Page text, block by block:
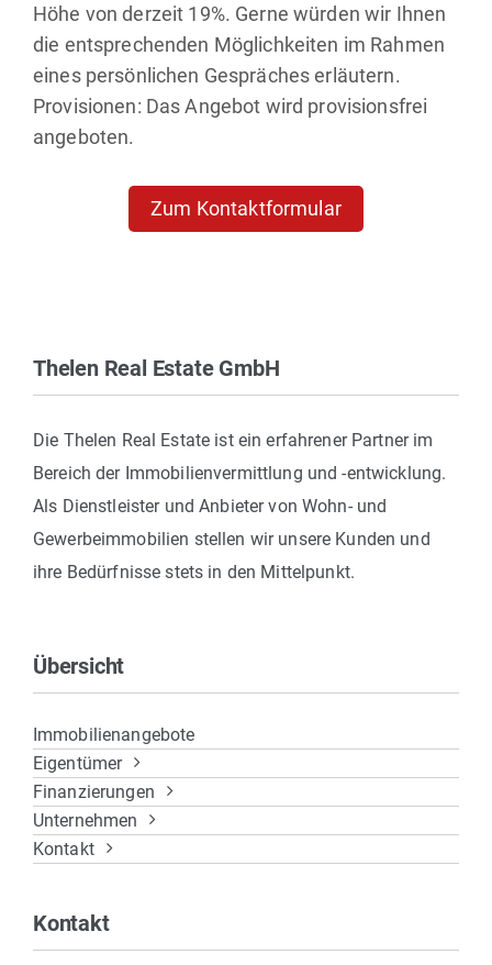
Höhe von derzeit 19%. Gerne würden wir Ihnen
die entsprechenden Möglichkeiten im Rahmen
eines persönlichen Gespräches erläutern.
Provisionen: Das Angebot wird provisionsfrei
angeboten.
Zum Kontaktformular
Thelen Real Estate GmbH
Die Thelen Real Estate ist ein erfahrener Partner im
Bereich der Immobilienvermittlung und -entwicklung.
Als Dienstleister und Anbieter von Wohn- und
Gewerbeimmobilien stellen wir unsere Kunden und
ihre Bedürfnisse stets in den Mittelpunkt.
Übersicht
Immobilienangebote
Eigentümer
Finanzierungen
Unternehmen
Kontakt
Kontakt